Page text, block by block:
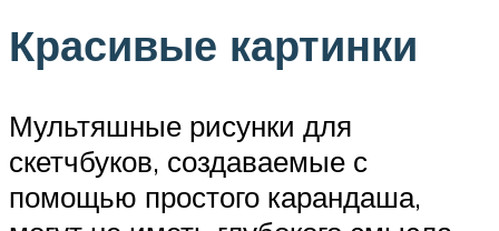
Красивые картинки
Мультяшные рисунки для
скетчбуков, создаваемые с
помощью простого карандаша,